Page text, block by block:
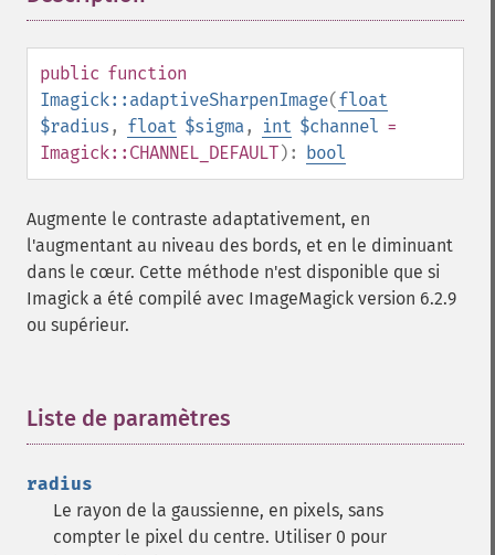
public function
Imagick::adaptiveSharpenImage(float
$radius , float $sigma, int $channel =
Imagick::CHANNEL_DEFAULT): bool
Augmente le contraste adaptativement, en
l'augmentant au niveau des bords, et en le diminuant
dans le cœur. Cette méthode n'est disponible que si
Imagick a été compilé avec ImageMagick version 6.2.9
ou supérieur.
Liste de paramètres
radius
Le rayon de la gaussienne, en pixels, sans
compter le pixel du centre. Utiliser 0 pour